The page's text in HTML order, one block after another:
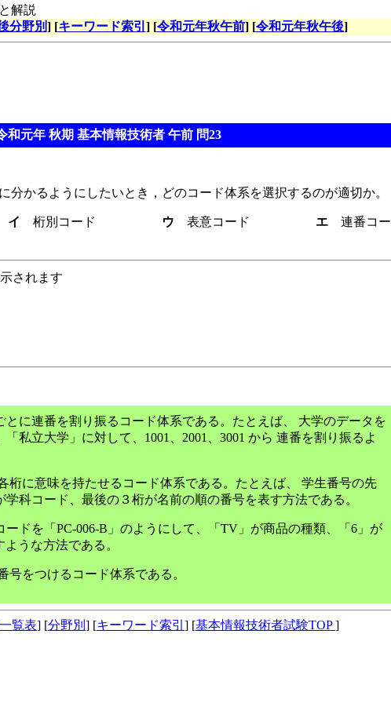
分野別] [キーワード索引 ] [令和元年秋午前] [令和元年秋午後]
和元年 秋期 基本情報技術者 午前 問23
かるようにしたいとき，どのコード体系を選択するのが適切か。
イ 桁別コード ウ 表意コード エ 連番コー
されます
とに連番を割り振るコード体系である。たとえば、 大学のデータを
「私立大学」に対して、1001、2001、3001 から 連番を割り振るよ
桁に意味を持たせるコード体系である。たとえば、 学生番号の先
科コード、最後の３桁が名前の順の番号を表す方法である。
ードを「PC-006-B」のようにして、「TV」が商品の種類、「6」が
うな方法である。
号をつけるコード体系である。
覧表] [分野別 ] [キーワード索引 ] [基本情報技術者試験TOP]